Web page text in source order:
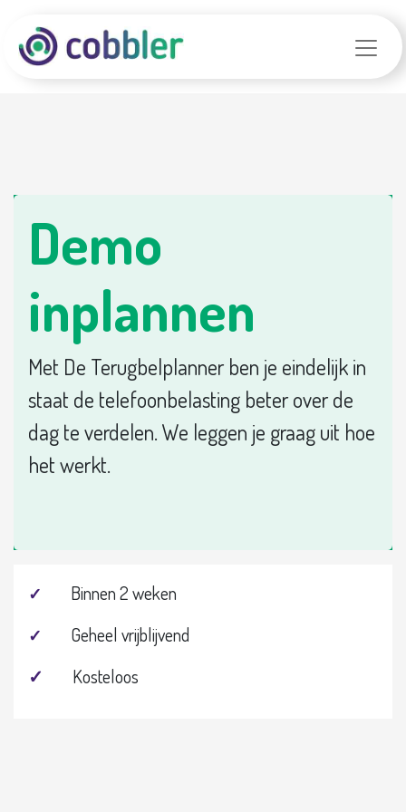
Demo
inplannen
Met De Terugbelplanner ben je eindelijk in
staat de telefoonbelasting beter over de
dag te verdelen. We leggen je graag uit hoe
het werkt.
✓ Binnen 2 weken
✓
Geheel vrijblijvend
✓
Kosteloos